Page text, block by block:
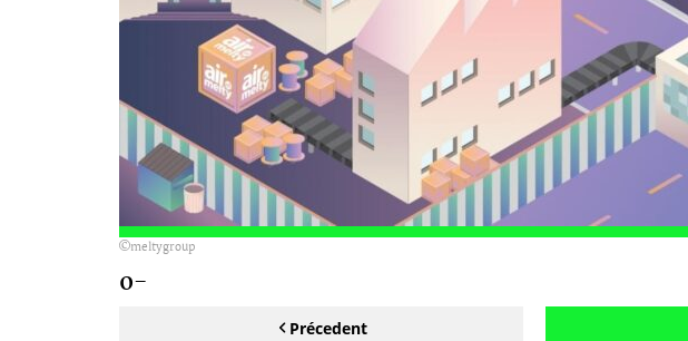
meltygroup
0-
Précedent